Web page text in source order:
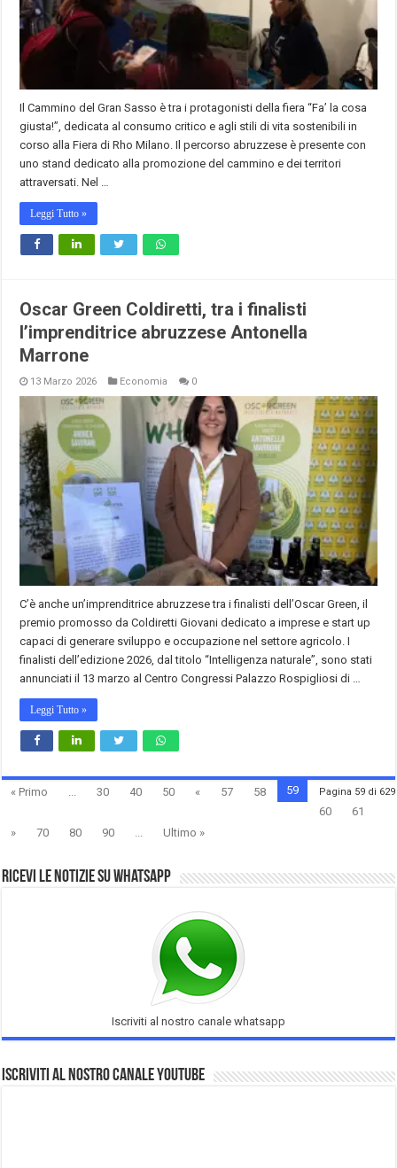
Il Cammino del Gran Sasso è tra i protagonisti della fiera “Fa’ la cosa
giusta!”, dedicata al consumo critico e agli stili di vita sostenibili in
corso alla Fiera di Rho Milano. Il percorso abruzzese è presente con
uno stand dedicato alla promozione del cammino e dei territori
attraversati. Nel …
Leggi Tutto »
Oscar Green Coldiretti, tra i finalisti
l’imprenditrice abruzzese Antonella
Marrone
13 Marzo 2026 Economia 0
C’è anche un’imprenditrice abruzzese tra i finalisti dell’Oscar Green, il
premio promosso da Coldiretti Giovani dedicato a imprese e start up
capaci di generare sviluppo e occupazione nel settore agricolo. I
finalisti dell’edizione 2026, dal titolo “Intelligenza naturale”, sono stati
annunciati il 13 marzo al Centro Congressi Palazzo Rospigliosi di …
Leggi Tutto »
Pagina 59 di 629
« Primo ... 30 40 50 « 57 58
59
60
61
»
70 80 90 ... Ultimo »
Ricevi le notizie su Whatsapp
Iscriviti al nostro canale whatsapp
Iscriviti al nostro Canale Youtube